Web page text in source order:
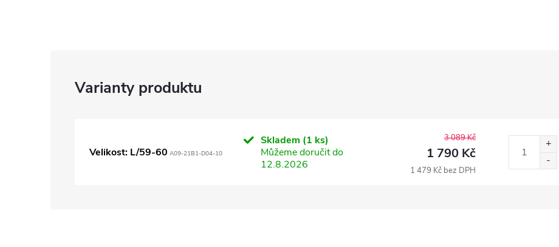
Velikost: L/59-60 A09-21B1-D04-10
Skladem (1 ks)
Můžeme doručit do
12.8.2026
3 089 Kč
1 790 Kč
1 479 Kč bez DPH